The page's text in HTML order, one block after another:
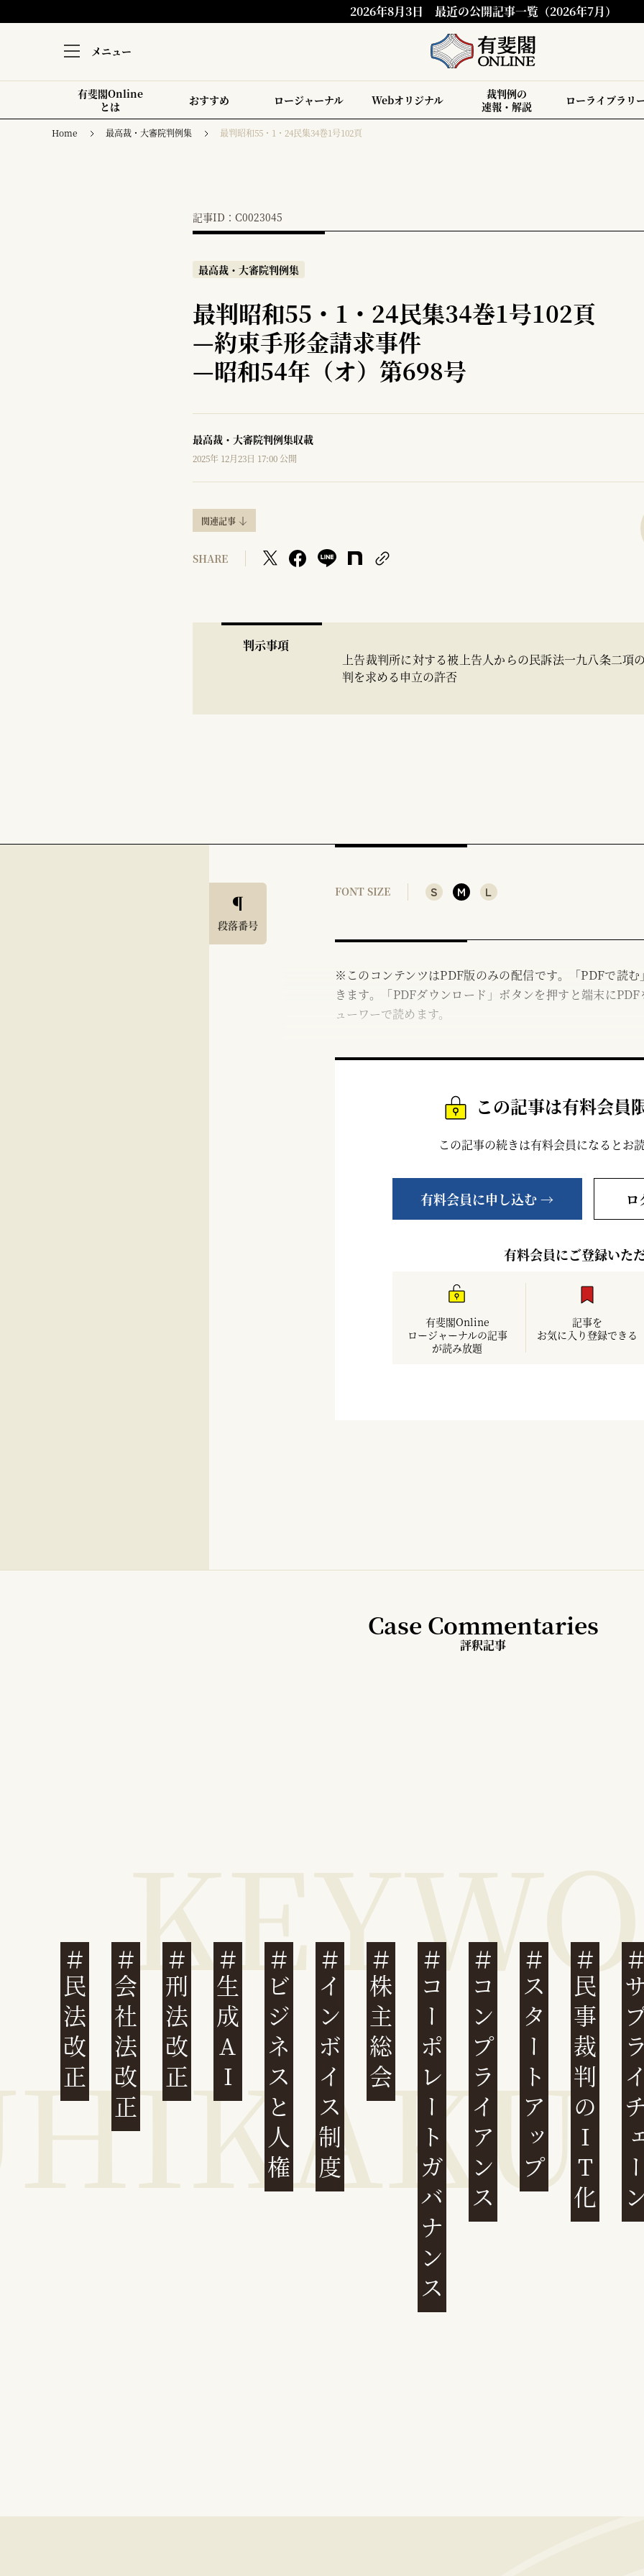
2026年8月3日 最近の公開記事一覧（2026年7月）
メニュー
有斐閣Online
とは
おすすめ ロージャーナル Webオリジナル
裁判例の
速報・解説
ローライブラリ
Home 最高裁・大審院判例集 最判昭和55・1・24民集34巻1号102頁
記事ID：C0023045
最高裁・大審院判例集
最判昭和55・1・24民集34巻1号102頁
—約束手形金請求事件
—昭和54年（オ）第698号
最高裁・大審院判例集収載
2025年 12月23日 17:00 公開
関連記事
SHARE
判示事項
上告裁判所に対する被上告人からの民訴法一九八条二項
判を求める申立の許否
段落番号
FONT SIZE S M L
※このコンテンツはPDF版のみの配信です。「PDFで読
きます。「PDFダウンロード」ボタンを押すと端末に
ューワーで読めます。
この記事は有料会員
この記事の続きは有料会員になるとお
有料会員に申し込む → ロ
有料会員にご登録いた
有斐閣Online
ロージャーナルの記事
が読み放題
記事を
お気に入り登録できる
Case Commentaries
評釈記事
民法改正 会社法改正 刑法改正 生成AI ビジネスと人権インボイス制度 株主総会 コーポレートガバナンスコンプライアンススタートアップ民事裁判のIT化サプラ